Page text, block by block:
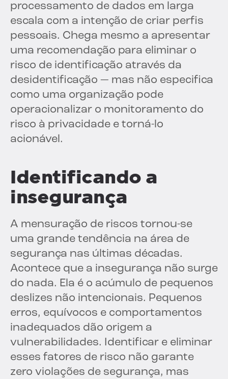
processamento de dados em larga
escala com a intenção de criar perfis
pessoais. Chega mesmo a apresentar
uma recomendação para eliminar o
risco de identificação através da
desidentificação — mas não especifica
como uma organização pode
operacionalizar o monitoramento do
risco à privacidade e torná-lo
acionável.
Identificando a
insegurança
A mensuração de riscos tornou-se
uma grande tendência na área de
segurança nas últimas décadas.
Acontece que a insegurança não surge
do nada. Ela é o acúmulo de pequenos
deslizes não intencionais. Pequenos
erros, equívocos e comportamentos
inadequados dão origem a
vulnerabilidades. Identificar e eliminar
esses fatores de risco não garante
zero violações de segurança, mas